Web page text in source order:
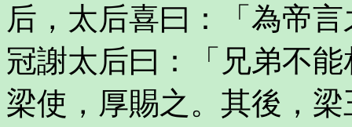
后，太后喜曰：「為帝
冠謝太后曰：「兄弟不
梁使，厚賜之。其後，